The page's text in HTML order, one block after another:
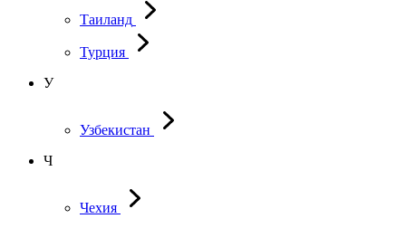
Таиланд
Турция
У
Узбекистан
Ч
Чехия